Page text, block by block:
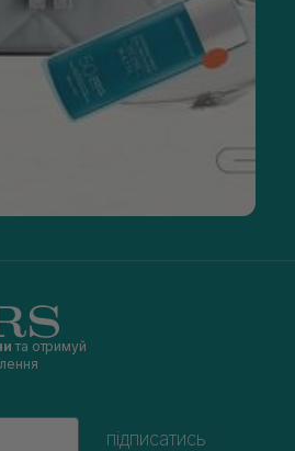
та отримуй
підписатись